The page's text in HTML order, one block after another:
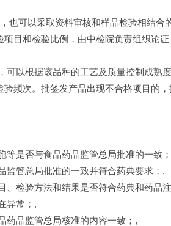
也可以采取资料审核和样品检验相结合
目和检验比例，由中检院负责组织论
可以根据该品种的工艺及质量控制成熟
频次。批签发产品出现不合格项目的
等是否与食品药品监管总局批准的一致
监管总局批准的一致并符合药典要求；,
、检验方法和结果是否符合药典和药品
异常；,
药品监管总局核准的内容一致；,